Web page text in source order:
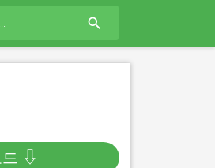
search
드 ⇩